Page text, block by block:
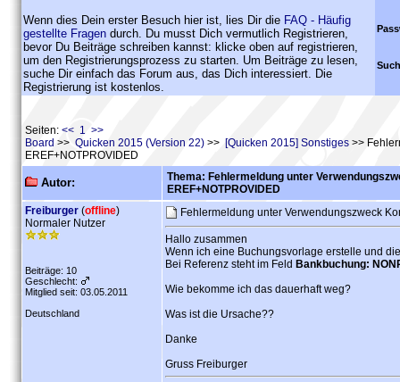
Wenn dies Dein erster Besuch hier ist, lies Dir die FAQ - Häufig
gestellte Fragen durch. Du musst Dich vermutlich Registrieren,
bevor Du Beiträge schreiben kannst: klicke oben auf registrieren,
um den Registrierungsprozess zu starten. Um Beiträge zu lesen,
suche Dir einfach das Forum aus, das Dich interessiert. Die
Registrierung ist kostenlos.
Seiten: << 1 >>
Board >> Quicken 2015 (Version 22) >> [Quicken 2015] Sonstiges >>
EREF+NOTPROVIDED
Autor:
Thema: Fehlermeldung unter
EREF+NOTPROVIDED
Freiburger (offline)
Normaler Nutzer
Beiträge: 10
Geschlecht:
Mitglied seit: 03.05.2011
Deutschland
Fehlermeldung unter Verwendungszweck
Hallo zusammen
Wenn ich eine Buchungsvorlage erstelle und
Bei Referenz steht im Feld Bankbuchung:
Wie bekomme ich das dauerhaft weg?
Was ist die Ursache??
Danke
Gruss Freiburger